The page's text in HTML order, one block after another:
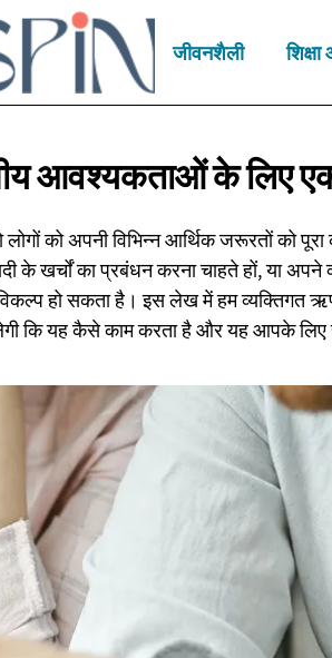
जीवनशैली
आवश्यकताओं के लिए
को अपनी विभिन्न आर्थिक जरूरतों को
के खर्चों का प्रबंधन करना चाहते हों, या अपने
हो सकता है। इस लेख में हम व्यक्तिगत
कि यह कैसे काम करता है और यह आपके लिए